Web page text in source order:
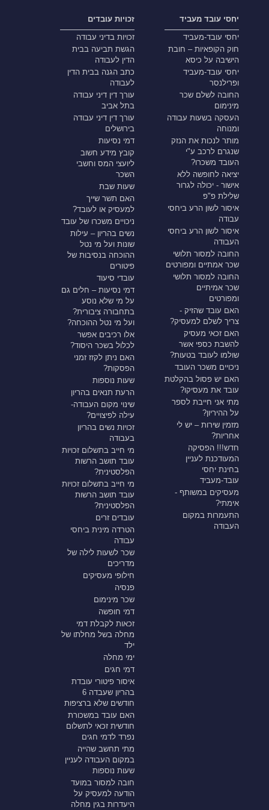
יחסי עובד מעביד
יחסי עובד-מעביד
חוק הקופאיות – חובת
הישיבה על כיסא
יחסי עובד-מעביד
ופרילנסר
החובה לשלם שכר
מינימום
העסקה בשעות עבודה
ומנוחה
מותר לנכות את הנזק
שנגרם לרכב ע"י
העובד משכרו?
יציאה לחופשה ללא
אישור - יכולה לגרור
שלילת פ"פ
איסור לשון הרע ביחסי
עבודה
איסור לשון הרע ביחסי
העבודה
החובה למסור תלושי
שכר אמתיים ומפורטים
החובה למסור תלושי
שכר אמיתיים
ומפורטים
האם עובד שהזיק -
צריך לשלם למעסיק?
האם זכאי מעסיק
להשבת כספי אשר
שולמו לעובד בטעות?
ניכויים משכר העובד
האם יש פסול בהקלטת
עובד את מעסיקו?
מתי אני חייבת לספר
על ההיריון?
מזמין שירות – יש לי
אחריות?
חדש!!! הפסיקה
המעודכנת לעניין
בחינת יחסי
עובד-מעביד
מעסיקים במשותף -
אימתי?
התעמרות במקום
העבודה
זכויות עובדים
זכויות בדיני עבודה
הגשת תביעה בבית
הדין לעבודה
כתב הגנה בבית הדין
לעבודה
עורך דין דיני עבודה
בתל אביב
עורך דין דיני עבודה
בירושלים
דמי נסיעות
קובץ מידע חשוב
ליועצי המס וחשבי
השכר
שעות שבת
האם תשר שייך
למעסיק או לעובד?
ניכויים משכרו של עובד
נשים בהריון – עילות
שונות ועל מי נטל
ההוכחה בנסיבות של
פיטורים
עובדי סיעוד
דמי נסיעות – חלים גם
על מי שלא נוסע
בתחבורה ציבורית?
ועל מי נטל ההוכחה?
אלו רכיבים אפשר
לכלול בשכר היסוד?
האם ניתן לקזז זמני
הפסקות?
שעות נוספות
הרעת תנאים בהריון
שינוי מקום העבודה-
עילה לפיצויים?
זכויות נשים בהריון
בעבודה
מי חייב בתשלום זכויות
עובד תושב הרשות
הפלסטינית?
מי חייב בתשלום זכויות
עובד תושב הרשות
הפלסטינית?
עובדים זרים
הטרדה מינית ביחסי
עבודה
שכר לשעות לילה של
מדריכים
חילופי מעסיקים
פנסיה
שכר מינימום
דמי חופשה
זכאות לקבלת דמי
מחלה בשל מחלתו של
ילד
ימי מחלה
דמי חגים
איסור פיטורי עובדת
בהריון שעבדה 6
חודשים שלא ברציפות
האם עובד במשכורת
חודשית זכאי לתשלום
נפרד לדמי חגים
מתי תחשב שהייה
במקום העבודה לעניין
שעות נוספות
חובה למסור במועד
הודעה למעסיק על
היעדרות בגין מחלה